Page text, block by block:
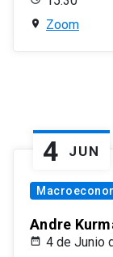
Zoom
4 JUN
Andre
4 de Junio